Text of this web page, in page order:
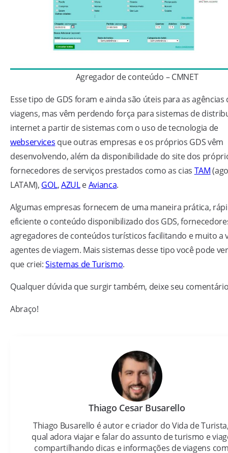
Agregador de conteúdo – CMNET
Esse tipo de GDS foram e ainda são úteis para as agências
viagens, mas vêm perdendo força para sistemas de
internet a partir de sistemas com o uso de tecnologia de
webservices que outras empresas e os próprios GDS vêm
desenvolvendo, além da disponibilidade do site dos
fornecedores de serviços prestados como as cias TAM
LATAM), GOL,AZULeAvianca.
Algumas empresas fornecem de uma maneira prática,
eficiente o conteúdo disponibilizado dos GDS,
agregadores de conteúdos turísticos facilitando e muito a
agentes de viagem. Mais sistemas desse tipo você pode
que criei:Sistemas de Turismo.
Qualquer dúvida que surgir também, deixe seu
Abraço!
Thiago Cesar Busarello
Thiago Busarello é autor e criador do Vida de
qual adora viajar e falar do assunto de turismo e
compartilhando dicas e informações de viagens